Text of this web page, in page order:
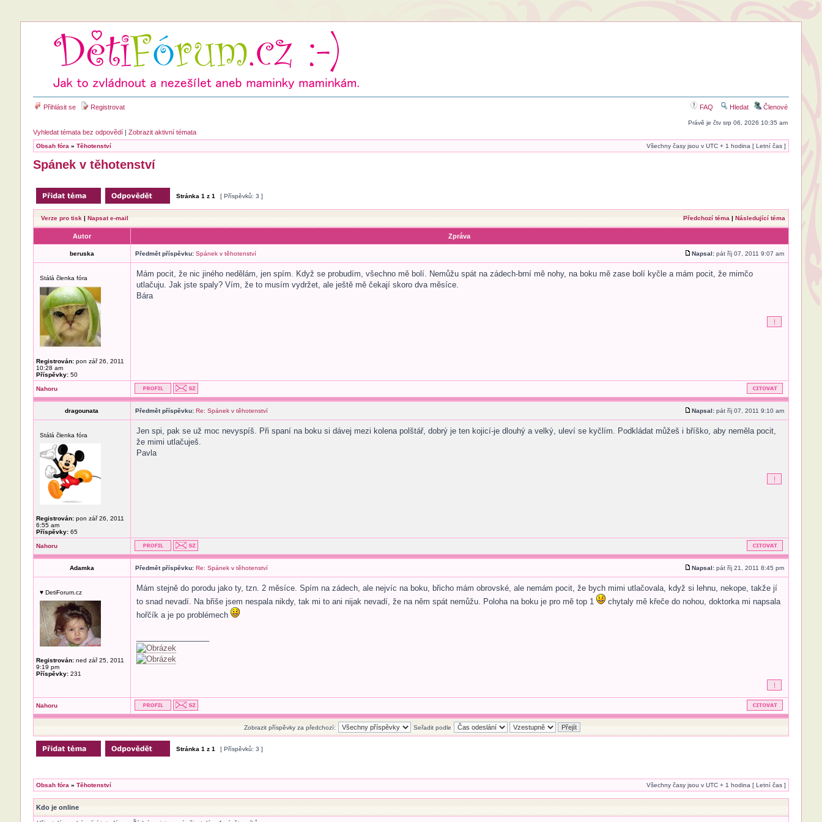
Přihlásit se Registrovat FAQ Hledat Členové
Právě je čtv srp 06, 2026 10:35 am
Vyhledat témata bez odpovědí| Zobrazit aktivní témata
Obsah fóra » Těhotenství Všechny časy jsou v UTC + 1 hodina [ Letní čas ]
Spánek v těhotenství
Stránka 1 z 1 [ Příspěvků: 3 ]
Verze pro tisk | Napsat e-mail Předchozí téma | Následující téma
Autor Zpráva
beruska Předmět příspěvku: Spánek v těhotenství Napsal:pát říj 07, 2011 9:07 am
Stálá členka fóra
Registrován:pon zář 26, 2011
10:28 am
Příspěvky:50
Mám pocit, že nic jiného nedělám, jen spím. Když se probudím, všechno mě bolí. Nemůžu spát na zádech-brní mě nohy, na boku mě zase bolí kyčle a mám pocit, že mimčo
utlačuju. Jak jste spaly? Vím, že to musím vydržet, ale ještě mě čekají skoro dva měsíce.
Bára
Nahoru
dragounata Předmět příspěvku: Re: Spánek v těhotenství Napsal:pát říj 07, 2011 9:10 am
Stálá členka fóra
Registrován:pon zář 26, 2011
6:55 am
Příspěvky:65
Jen spi, pak se už moc nevyspíš. Při spaní na boku si dávej mezi kolena polštář, dobrý je ten kojicí-je dlouhý a velký, uleví se kyčlím. Podkládat můžeš i bříško, aby neměla pocit,
že mimi utlačuješ.
Pavla
Nahoru
Adamka Předmět příspěvku: Re: Spánek v těhotenství Napsal:pát říj 21, 2011 8:45 pm
♥ DetiForum.cz
Registrován:ned zář 25, 2011
9:19 pm
Příspěvky:231
Mám stejně do porodu jako ty, tzn. 2 měsíce. Spím na zádech, ale nejvíc na boku, břicho mám obrovské, ale nemám pocit, že bych mimi utlačovala, když si lehnu, nekope, takže jí
to snad nevadí. Na břiše jsem nespala nikdy, tak mi to ani nijak nevadí, že na něm spát nemůžu. Poloha na boku je pro mě top 1
chytaly mě křeče do nohou, doktorka mi napsala
hořčík a je po problémech
Nahoru
Zobrazit příspěvky za předchozí: Seřadit podle
Stránka 1 z 1 [ Příspěvků: 3 ]
Obsah fóra » Těhotenství Všechny časy jsou v UTC + 1 hodina [ Letní čas ]
Kdo je online